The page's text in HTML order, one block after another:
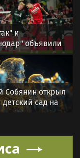
и
объявили
составы на
го тура РПЛ
Собянин открыл
сад на
в Москве